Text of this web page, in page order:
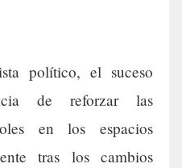
político, el suceso
de reforzar las
en los espacios
tras los cambios